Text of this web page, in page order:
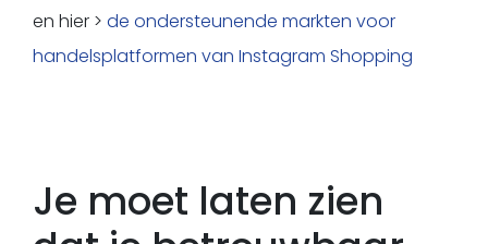
en hier > de ondersteunende markten voor
handelsplatformen van Instagram Shopping
Je moet laten zien